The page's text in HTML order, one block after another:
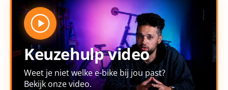
Keuzehulp video
Weet je niet welke e-bike bij jou past?
Bekijk onze video.